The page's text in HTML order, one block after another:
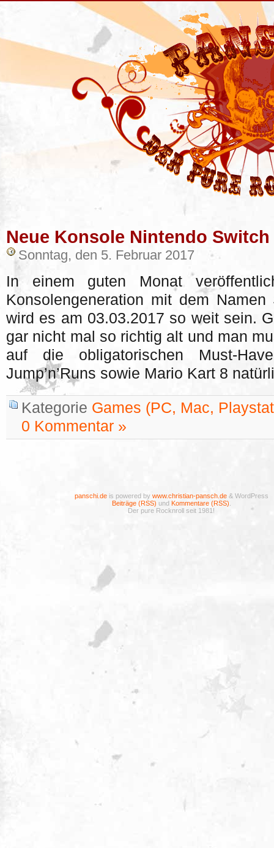
Neue Konsole Nintendo
Sonntag, den 5. Februar 2017
In einem guten Monat
Konsolengeneration mit dem
wird es am 03.03.2017 so weit sein.
gar nicht mal so richtig alt und man
auf die obligatorischen Must-
Jump’n’Runs sowie Mario Kart 8
Kategorie Games (PC, Mac,
0 Kommentar »
panschi.deis powered by www.christian-pansch.de& WordPress
Beiträge (RSS) und Kommentare (RSS)
Der pure Rocknroll seit 1981!